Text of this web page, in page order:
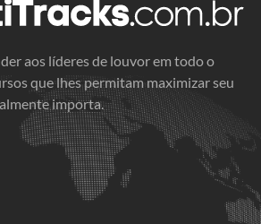
aos líderes de louvor em todo o
que lhes permitam maximizar seu
importa.